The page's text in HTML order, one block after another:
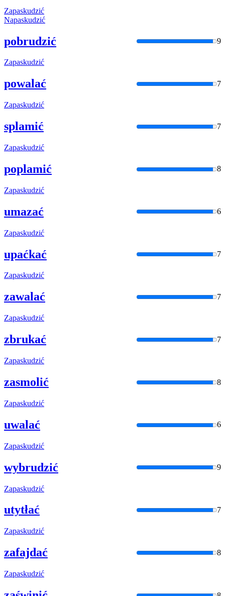
Zapaskudzić
Napaskudzić
pobrudzić 9
Zapaskudzić
powalać 7
Zapaskudzić
splamić 7
Zapaskudzić
poplamić 8
Zapaskudzić
umazać 6
Zapaskudzić
upaćkać 7
Zapaskudzić
zawalać 7
Zapaskudzić
zbrukać 7
Zapaskudzić
zasmolić 8
Zapaskudzić
uwalać 6
Zapaskudzić
wybrudzić 9
Zapaskudzić
utytłać 7
Zapaskudzić
zafajdać 8
Zapaskudzić